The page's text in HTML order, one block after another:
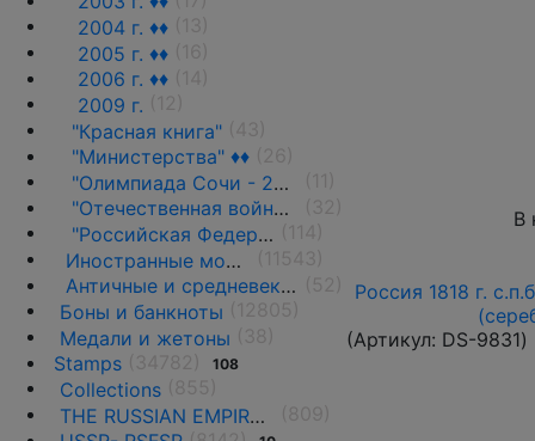
2004 г. ♦♦
2005 г. ♦♦
2006 г. ♦♦
2009 г.
"Красная книга"
"Министерства" ♦♦
"Олимпиада Сочи - 2014" ♦♦
"Отечественная война 1812 г."
"Российская Федерация"(регионы)
Иностранные монеты
Античные и средневековые государства
Боны и банкноты
Медали и жетоны
Stamps
108
Collections
THE RUSSIAN EMPIRE UNTIL 1917.
В
Россия 1818 г.
(Артикул: DS-9831)